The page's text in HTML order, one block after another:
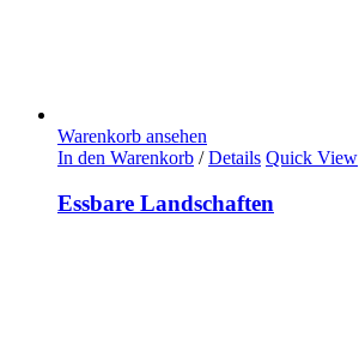
Warenkorb ansehen
In den Warenkorb / Details Quick View
Essbare Landschaften